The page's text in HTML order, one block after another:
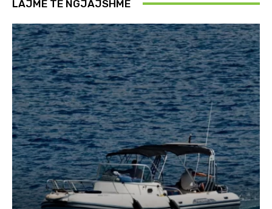
LAJME TË NGJAJSHME